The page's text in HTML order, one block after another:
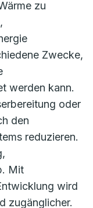
zu
Zwecke,
werden kann.
oder
den
reduzieren.
Mit
wird
zugänglicher.